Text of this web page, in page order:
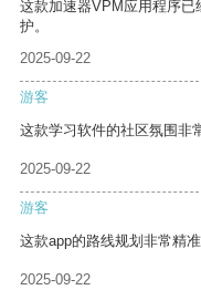
这款加速器VPM应用程序
护。
2025-09-22
游客
这款学习软件的社区氛围非
2025-09-22
游客
这款app的路线规划非常精
2025-09-22